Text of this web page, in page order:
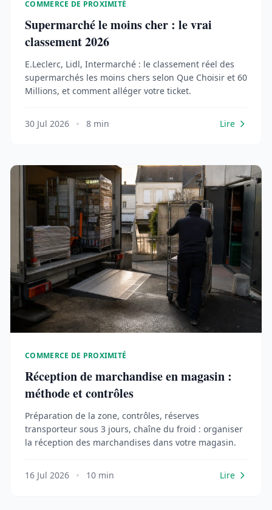
COMMERCE DE PROXIMITÉ
Supermarché le moins cher : le vrai
classement 2026
E.Leclerc, Lidl, Intermarché : le classement réel des
supermarchés les moins chers selon Que Choisir et 60
Millions, et comment alléger votre ticket.
30 Jul 2026 8 min Lire
COMMERCE DE PROXIMITÉ
Réception de marchandise en magasin :
méthode et contrôles
Préparation de la zone, contrôles, réserves
transporteur sous 3 jours, chaîne du froid : organiser
la réception des marchandises dans votre magasin.
16 Jul 2026 10 min Lire